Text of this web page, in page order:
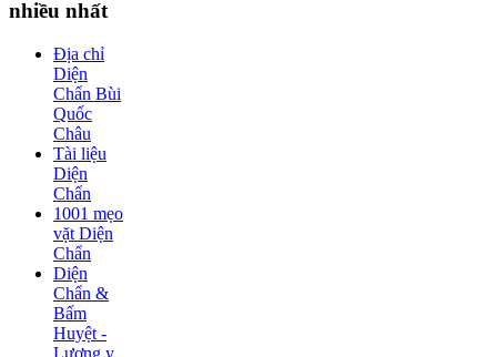
nhiều nhất
Địa chỉ
Diện
Chẩn Bùi
Quốc
Châu
Tài liệu
Diện
Chẩn
1001 mẹo
vặt Diện
Chẩn
Diện
Chẩn &
Bấm
Huyệt -
Lương y